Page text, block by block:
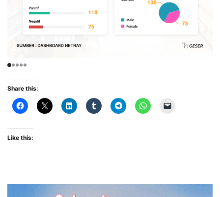
Share this:
Like this: